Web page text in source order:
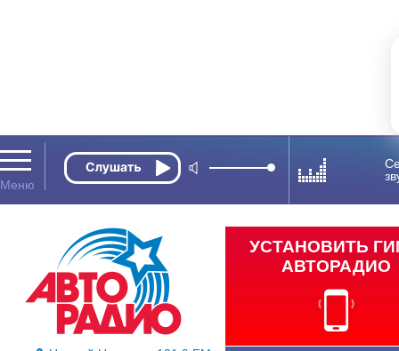
УСТАНОВИТЬ
АВТОРАДИО